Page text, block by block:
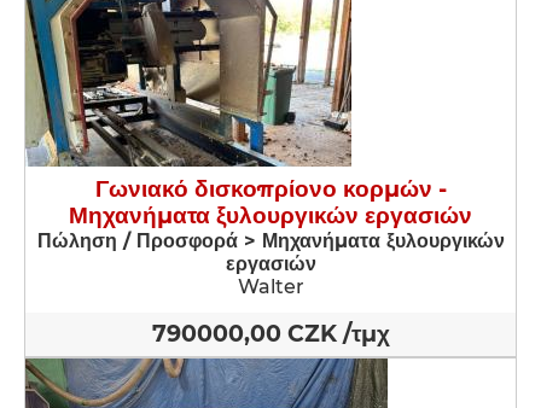
Γωνιακό δισκοπρίονο κορμών -
Μηχανήματα ξυλουργικών εργασιών
Πώληση / Προσφορά > Μηχανήματα ξυλουργικών
εργασιών
Walter
790000,00 CZK /τμχ